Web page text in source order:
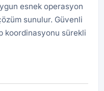
esnek operasyon
sunulur. Güvenli
koordinasyonu sürekli